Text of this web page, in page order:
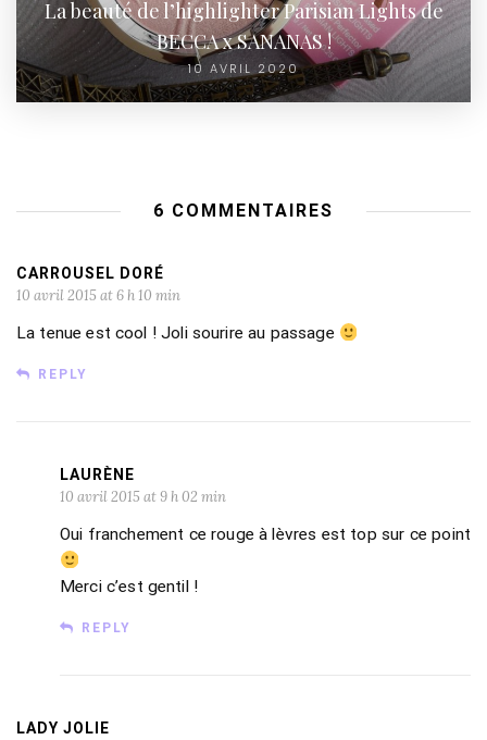
La beauté de l’highlighter Parisian Lights de
BECCA x SANANAS !
10 AVRIL 2020
6 COMMENTAIRES
CARROUSEL DORÉ
10 avril 2015 at 6 h 10 min
La tenue est cool ! Joli sourire au passage
REPLY
LAURÈNE
10 avril 2015 at 9 h 02 min
Oui franchement ce rouge à lèvres est top sur ce point
Merci c’est gentil !
REPLY
LADY JOLIE